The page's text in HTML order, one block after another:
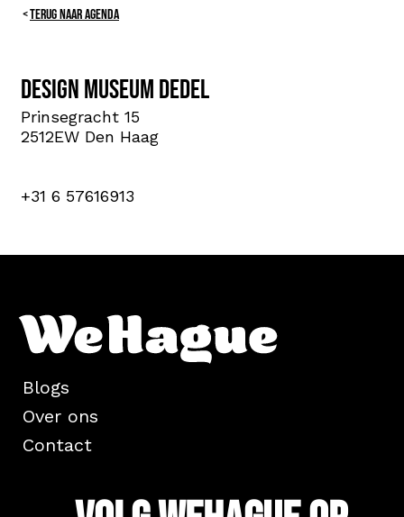
TERUG NAAR AGENDA
Design Museum Dedel
Prinsegracht 15
2512EW Den Haag
+31 6 57616913
Blogs
Over ons
Contact